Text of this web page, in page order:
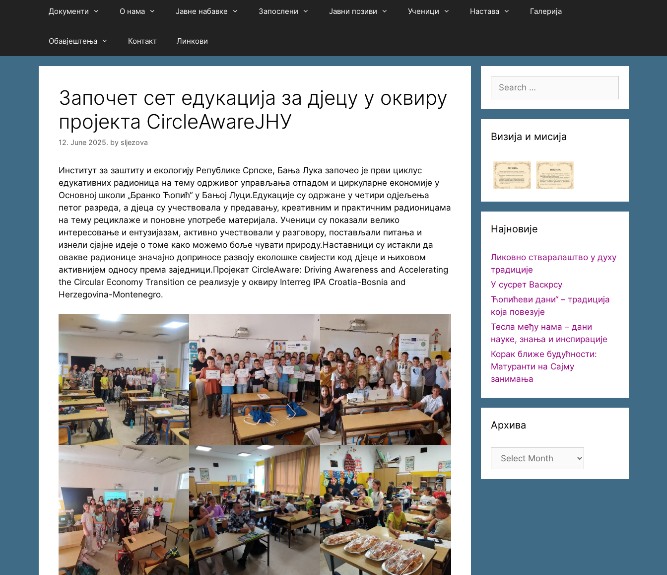
Документи О нама Јавне набавке Запослени Јавни позиви Ученици Настава Галерија
Обавјештења Контакт Линкови
Започет сет едукација за дјецу у оквиру
пројекта CircleAwareЈНУ
12. June 2025. by sljezova
Институт за заштиту и екологију Републике Српске, Бања Лука започео је први циклус
едукативних радионица на тему одрживог управљања отпадом и циркуларне економије у
Основној школи „Бранко Ћопић“ у Бањој Луци.Едукације су одржане у четири одјељења
петог разреда, а дјеца су учествовала у предавању, креативним и практичним радионицама
на тему рециклаже и поновне употребе материјала. Ученици су показали велико
интересовање и ентузијазам, активно учествовали у разговору, постављали питања и
изнели сјајне идеје о томе како можемо боље чувати природу.Наставници су истакли да
овакве радионице значајно доприносе развоју еколошке свијести код дјеце и њиховом
активнијем односу према заједници.Пројекат CircleAware: Driving Awareness and Accelerating
the Circular Economy Transition се реализује у оквиру Interreg IPA Croatia-Bosnia and
Herzegovina-Montenegro.
Search
for:
Визија и мисија
Најновије
Ликовно стваралаштво у духу
традиције
У сусрет Васкрсу
Ћопићеви дани“ – традиција
која повезује
Тесла међу нама – дани
науке, знања и инспирације
Корак ближе будућности:
Матуранти на Сајму
занимања
Архива
Архива